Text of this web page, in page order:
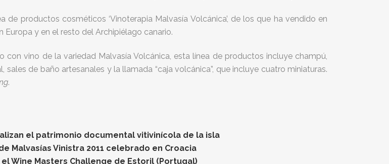
productos cosméticos ‘Vinoterapia Malvasía Volcánica’, de los que ha vendido en
y en el resto del Archipiélago canario.
vino de la variedad Malvasía Volcánica, esta línea de productos incluye champú,
sales de baño artesanales y la llamada “caja volcánica”, que incluye cuatro miniaturas.
.
el patrimonio documental vitivinícola de la isla
Malvasías Vinistra 2011 celebrado en Croacia
Wine Masters Challenge de Estoril (Portugal)